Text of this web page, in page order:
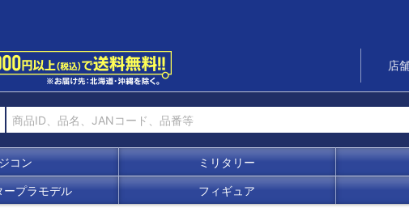
店
コン ミリタリー
ープラモデル フィギュア